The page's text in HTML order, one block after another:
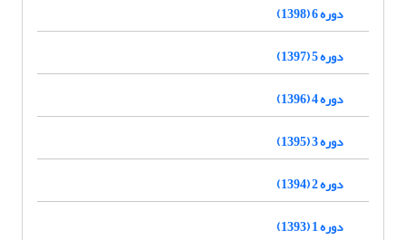
دوره 6 (1398)
دوره 5 (1397)
دوره 4 (1396)
دوره 3 (1395)
دوره 2 (1394)
دوره 1 (1393)